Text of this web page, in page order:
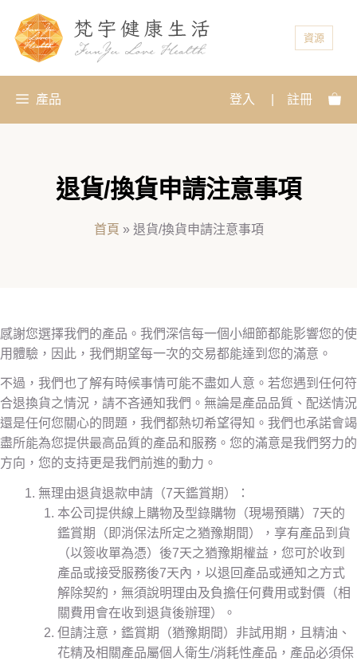
資源
產品 登入 註冊
退貨/換貨申請注意事項
首頁 » 退貨/換貨申請注意事項
感謝您選擇我們的產品。我們深信每一個小細節都能影響您的使
用體驗，因此，我們期望每一次的交易都能達到您的滿意。
不過，我們也了解有時候事情可能不盡如人意。若您遇到任何符
合退換貨之情況，請不吝通知我們。無論是產品品質、配送情況
還是任何您關心的問題，我們都熱切希望得知。我們也承諾會竭
盡所能為您提供最高品質的產品和服務。您的滿意是我們努力的
方向，您的支持更是我們前進的動力。
無理由退貨退款申請（7天鑑賞期）：
本公司提供線上購物及型錄購物（現場預購）7天的
鑑賞期（即消保法所定之猶豫期間），享有產品到貨
（以簽收單為憑）後7天之猶豫期權益，您可於收到
產品或接受服務後7天內，以退回產品或通知之方式
解除契約，無須說明理由及負擔任何費用或對價（相
關費用會在收到退貨後辦理）。
但請注意，鑑賞期（猶豫期間）非試用期，且精油、
花精及相關產品屬個人衛生/消耗性產品，產品必須保